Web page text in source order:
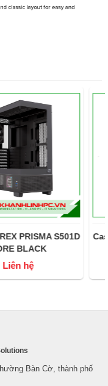
PRISMA S501D
CORE WHITE
Liên hệ
Bàn Cờ, thành phố